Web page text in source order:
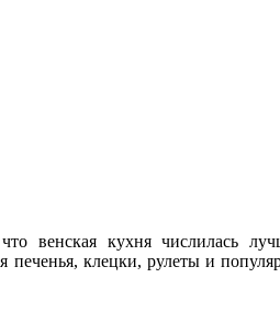
венская кухня числилась
клецки, рулеты и